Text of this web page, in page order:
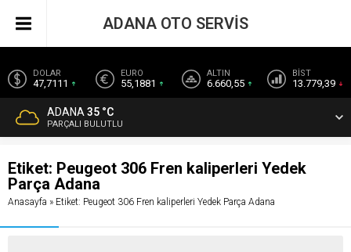
DOLAR
47,7111
EURO
55,1881
ALTIN
6.660,55
BİST
13.779,39
ADANA 35 °C
PARÇALI BULUTLU
ADANA OTO SERVİS
Etiket: Peugeot 306 Fren kaliperleri Yedek
Parça Adana
Anasayfa » Etiket: Peugeot 306 Fren kaliperleri Yedek Parça Adana